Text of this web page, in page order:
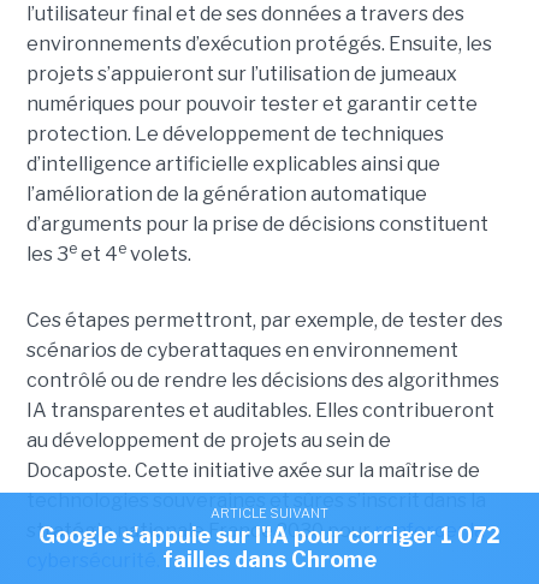
l’utilisateur final et de ses données a travers des
environnements d’exécution protégés. Ensuite, les
projets s’appuieront sur l’utilisation de jumeaux
numériques pour pouvoir tester et garantir cette
protection. Le développement de techniques
d’intelligence artificielle explicables ainsi que
l’amélioration de la génération automatique
d’arguments pour la prise de décisions constituent
les 3eet 4evolets.
Ces étapes permettront, par exemple, de tester des
scénarios de cyberattaques en environnement
contrôlé ou de rendre les décisions des algorithmes
IA transparentes et auditables. Elles contribueront
au développement de projets au sein de
Docaposte. Cette initiative axée sur la maîtrise de
technologies souveraines et sûres s’inscrit dans la
stratégie nationale France 2030 pourrenforcer la
ARTICLE SUIVANT
Google s'appuie sur l'IA pour corriger 1 072
failles dans Chrome